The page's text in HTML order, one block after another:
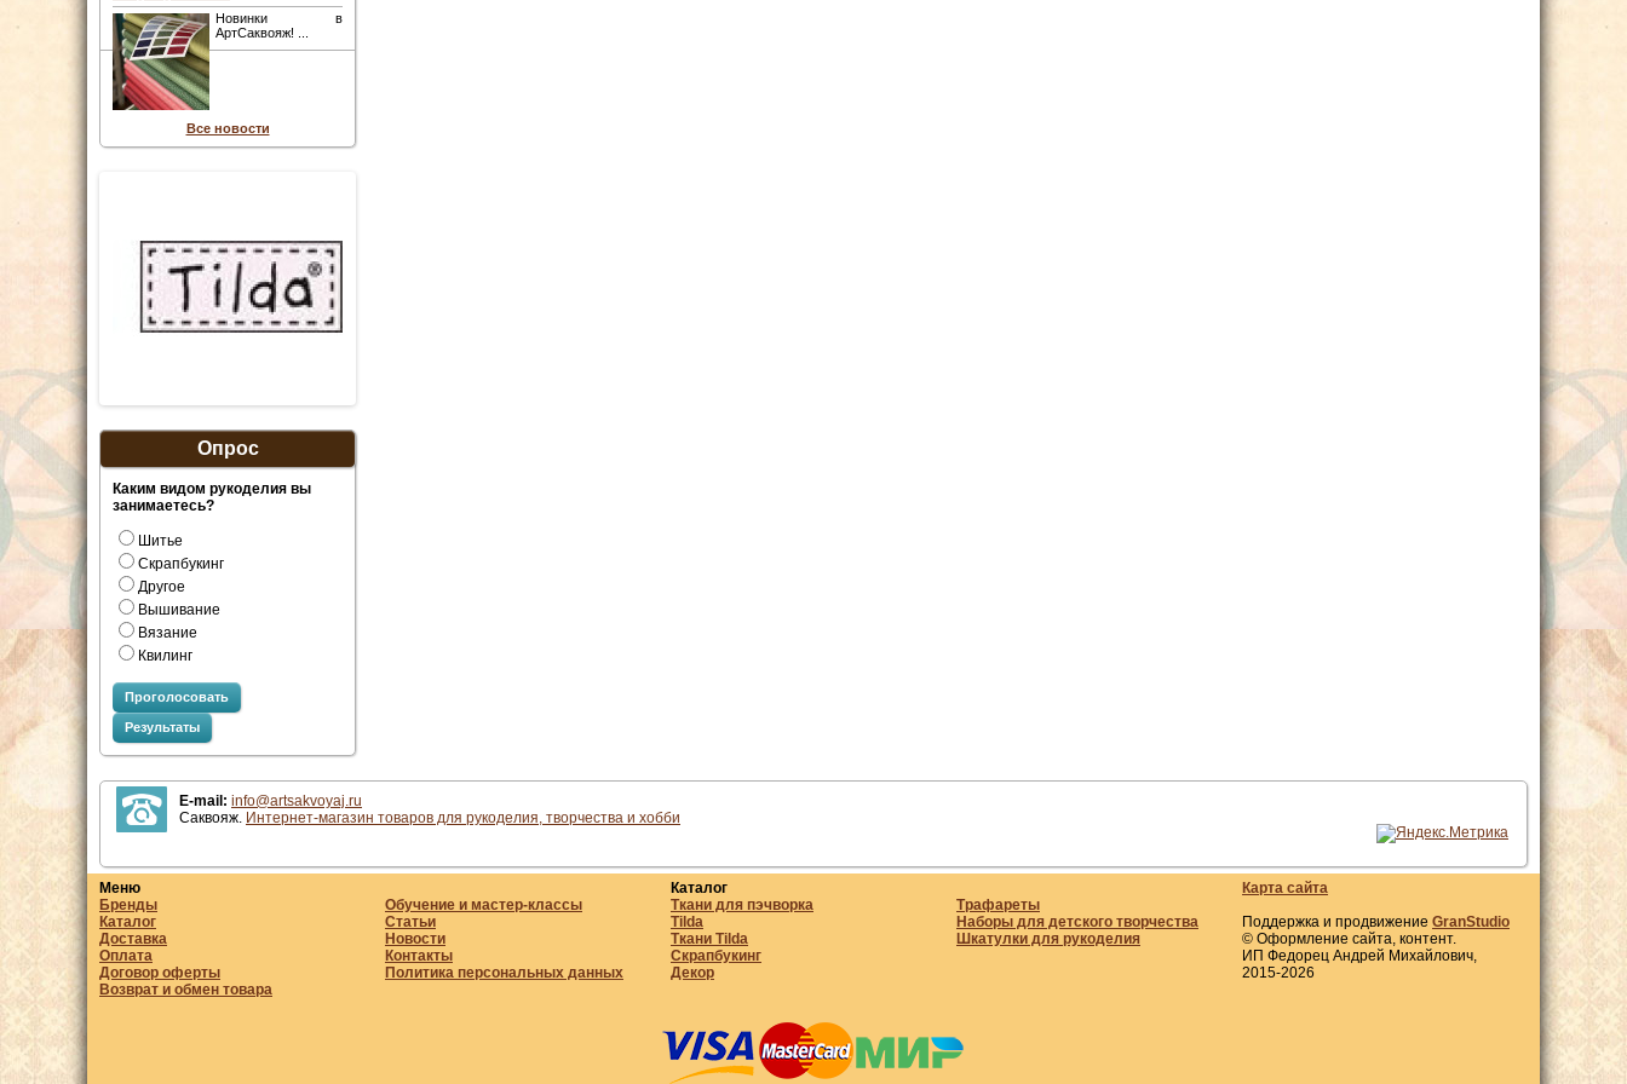
Новинки в
АртСаквояж! ...
Все новости
Опрос
Каким видом рукоделия вы
занимаетесь?
Шитье
Скрапбукинг
Другое
Вышивание
Вязание
Квилинг
Проголосовать
Результаты
E-mail: info@artsakvoyaj.ru
Саквояж. Интернет-магазин товаров для рукоделия, творчества и хобби
Меню
Бренды
Каталог
Доставка
Оплата
Договор оферты
Возврат и обмен товара
Обучение и мастер-классы
Статьи
Новости
Контакты
Политика персональных данных
Каталог
Ткани для пэчворка
Tilda
Ткани Tilda
Скрапбукинг
Декор
Трафареты
Наборы для детского творчества
Шкатулки для рукоделия
Карта сайта
Поддержка и продвижение GranStudio
© Оформление сайта, контент.
ИП Федорец Андрей Михайлович,
2015-2026